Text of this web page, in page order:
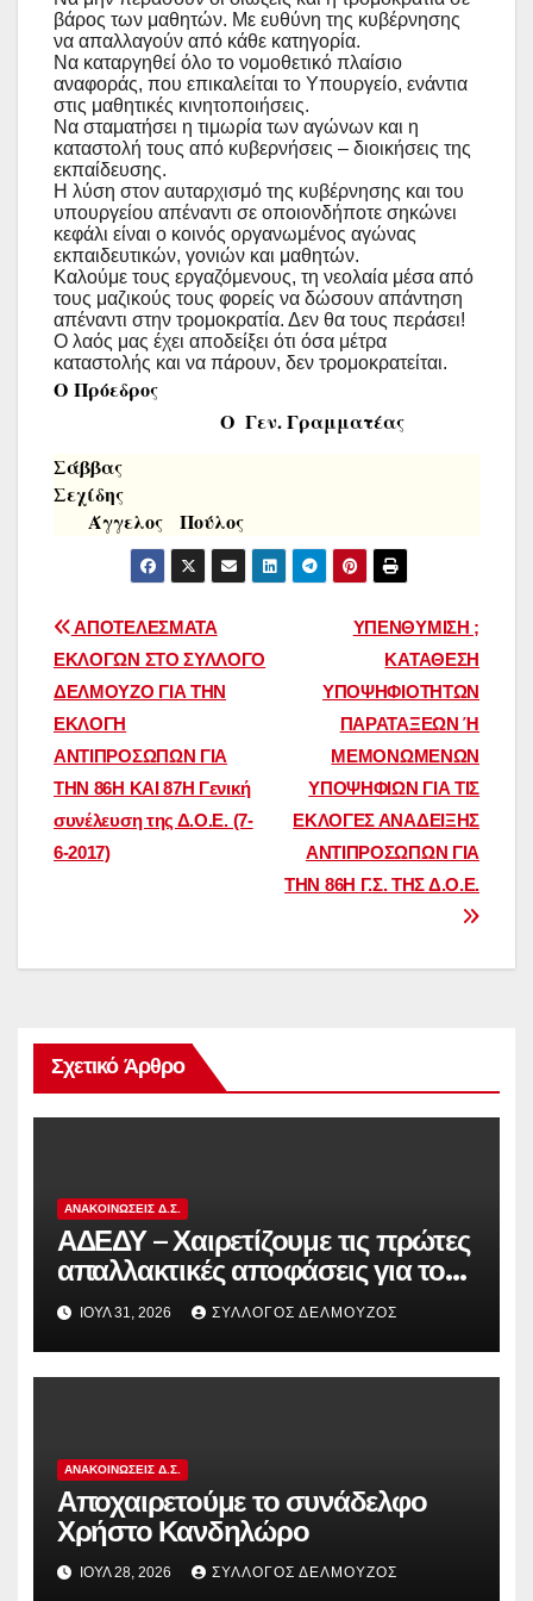
βάρος των μαθητών. Με ευθύνη της κυβέρνησης
να απαλλαγούν από κάθε κατηγορία.
Να καταργηθεί όλο το νομοθετικό πλαίσιο
αναφοράς, που επικαλείται το Υπουργείο, ενάντια
στις μαθητικές κινητοποιήσεις.
Να σταματήσει η τιμωρία των αγώνων και η
καταστολή τους από κυβερνήσεις – διοικήσεις της
εκπαίδευσης.
Η λύση στον αυταρχισμό της κυβέρνησης και του
υπουργείου απέναντι σε οποιονδήποτε σηκώνει
κεφάλι είναι ο κοινός οργανωμένος αγώνας
εκπαιδευτικών, γονιών και μαθητών.
Καλούμε τους εργαζόμενους, τη νεολαία μέσα από
τους μαζικούς τους φορείς να δώσουν απάντηση
απέναντι στην τρομοκρατία. Δεν θα τους περάσει!
Ο λαός μας έχει αποδείξει ότι όσα μέτρα
καταστολής και να πάρουν, δεν τρομοκρατείται.
Ο Πρόεδρος
Ο Γεν. Γραμματέας
Σάββας
Σεχίδης
Άγγελος Πούλος
Πλοήγηση
άρθρων
ΥΠΕΝΘΥΜΙΣΗ ;
ΚΑΤΑΘΕΣΗ
ΥΠΟΨΗΦΙΟΤΗΤΩΝ
ΠΑΡΑΤΑΞΕΩΝ Ή
ΜΕΜΟΝΩΜΕΝΩΝ
ΥΠΟΨΗΦΙΩΝ ΓΙΑ ΤΙΣ
ΕΚΛΟΓΕΣ ΑΝΑΔΕΙΞΗΣ
ΑΝΤΙΠΡΟΣΩΠΩΝ ΓΙΑ
ΤΗΝ 86Η Γ.Σ. ΤΗΣ Δ.Ο.Ε.
ΑΠΟΤΕΛΕΣΜΑΤΑ
ΕΚΛΟΓΩΝ ΣΤΟ ΣΥΛΛΟΓΟ
ΔΕΛΜΟΥΖΟ ΓΙΑ ΤΗΝ
ΕΚΛΟΓΗ
ΑΝΤΙΠΡΟΣΩΠΩΝ ΓΙΑ
ΤΗΝ 86Η ΚΑΙ 87Η Γενική
συνέλευση της Δ.Ο.Ε. (7-
6-2017)
Σχετικό Άρθρο
ΑΝΑΚΟΙΝΏΣΕΙΣ Δ.Σ.
ΑΔΕΔΥ – Χαιρετίζουμε τις πρώτες
απαλλακτικές αποφάσεις για τους
διωκόμενους εκπαιδευτικούς που
συμμετείχαν στον αγώνα ενάντια
στην αντιδραστική αξιολόγηση!
ΙΟΎΛ 31, 2026 ΣΎΛΛΟΓΟΣ ΔΕΛΜΟΎΖΟΣ
ΑΝΑΚΟΙΝΏΣΕΙΣ Δ.Σ.
Αποχαιρετούμε το συνάδελφο
Χρήστο Κανδηλώρο
ΙΟΎΛ 28, 2026 ΣΎΛΛΟΓΟΣ ΔΕΛΜΟΎΖΟΣ